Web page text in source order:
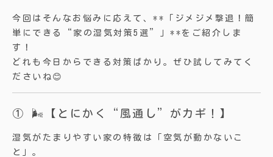
今回はそんなお悩みに応えて、**「ジメジメ撃退！簡
単にできる“家の湿気対策5選”」**をご紹介しま
す！
どれも今日からできる対策ばかり。ぜひ試してみてく
ださいね😊
① 🌬【とにかく“風通し”がカギ！】
湿気がたまりやすい家の特徴は「空気が動かないこ
と」。